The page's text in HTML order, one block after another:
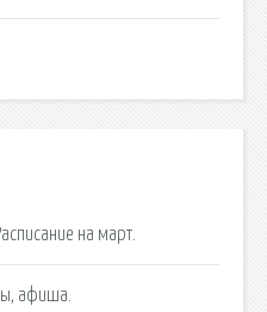
на март.
афиша.